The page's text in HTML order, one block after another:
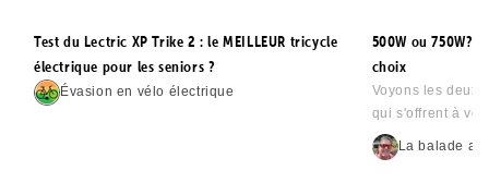
Test du Lectric XP Trike 2 : le MEILLEUR tricycle
électrique pour les seniors ?
Évasion en vélo électrique
500W ou 750W?
choix
Voyons les deux
qui s'offrent à
La balade